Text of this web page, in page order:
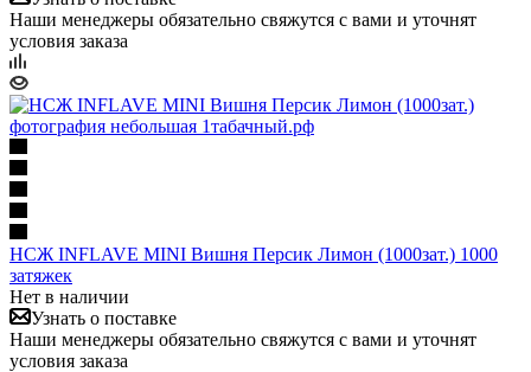
Наши менеджеры обязательно свяжутся с вами и уточнят
условия заказа
НСЖ INFLAVE MINI Вишня Персик Лимон (1000зат.) 1000
затяжек
Нет в наличии
Узнать о поставке
Наши менеджеры обязательно свяжутся с вами и уточнят
условия заказа